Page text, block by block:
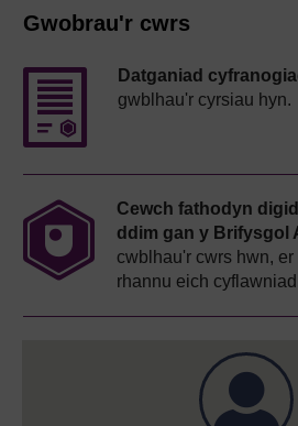
Gwobrau'r cwrs
Datganiad
gwblhau'r cyrsiau hyn.
Cewch fathodyn
ddim gan y Brifysgol
cwblhau'r cwrs hwn,
rhannu eich